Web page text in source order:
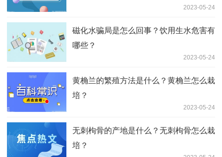
2023-05-24
磁化水骗局是怎么回事？饮用生水危害有
哪些？
2023-05-24
黄桷兰的繁殖方法是什么？黄桷兰怎么栽
培？
2023-05-24
无刺枸骨的产地是什么？无刺枸骨怎么栽
培？